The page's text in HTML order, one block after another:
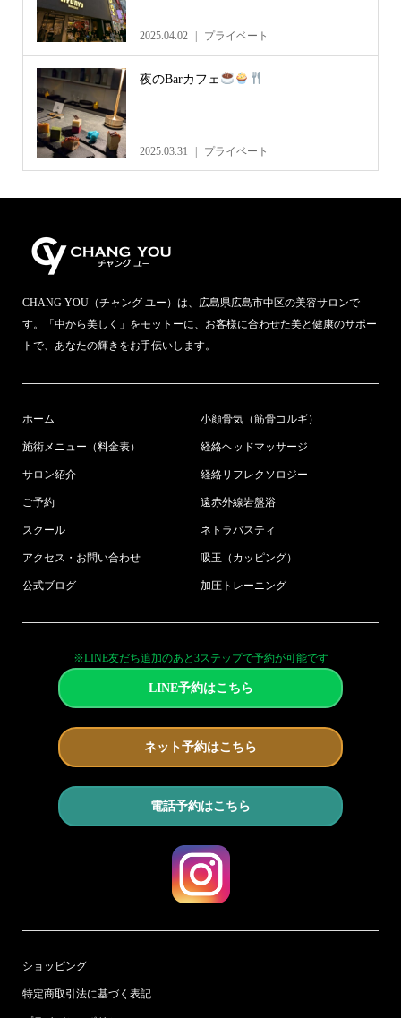
2025.04.02 プライベート
夜のBarカフェ
2025.03.31 プライベート
CHANG YOU（チャング ユー）は、広島県広島市中区の美容サロンで
す。「中から美しく」をモットーに、お客様に合わせた美と健康のサポー
トで、あなたの輝きをお手伝いします。
ホーム
施術メニュー（料金表）
サロン紹介
ご予約
スクール
アクセス・お問い合わせ
公式ブログ
小顔骨気（筋骨コルギ）
経絡ヘッドマッサージ
経絡リフレクソロジー
遠赤外線岩盤浴
ネトラバスティ
吸玉（カッピング）
加圧トレーニング
※LINE友だち追加のあと3ステップで予約が可能です
LINE予約はこちら
ネット予約はこちら
電話予約はこちら
ショッピング
特定商取引法に基づく表記